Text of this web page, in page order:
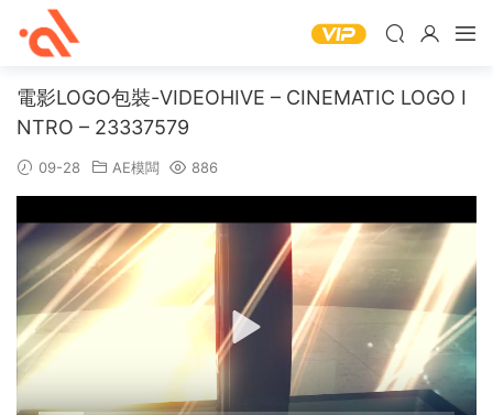
電影LOGO包裝-VIDEOHIVE – CINEMATIC LOGO I
NTRO – 23337579
09-28 AE模闆 886